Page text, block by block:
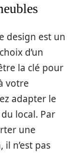
design est un
d’un
la clé pour
votre
adapter le
local. Par
une
n’est pas